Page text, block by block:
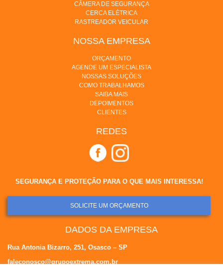
CÂMERA DE SEGURANÇA
CERCA ELÉTRICA
RASTREADOR VEICULAR
NOSSA EMPRESA
ORÇAMENTO
AGENDE UM ESPECIALISTA
NOSSAS SOLUÇÕES
COMO TRABALHAMOS
SAIBA MAIS
DEPOIMENTOS
CLIENTES
REDES
SEGURANÇA E PROTEÇÃO PARA O QUE MAIS INTERESSA!
SOLICITE UM ORÇAMENTO
DADOS DA EMPRESA
Rua Antonia Bizarro, 251, Osasco – SP
faleconosco@grupoextrema.com.br